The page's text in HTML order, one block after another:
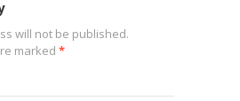
will not be published.
marked *